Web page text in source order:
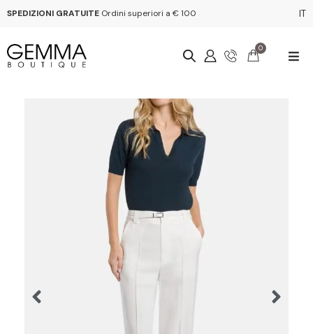
SPEDIZIONI GRATUITE Ordini superiori a € 100 IT
0